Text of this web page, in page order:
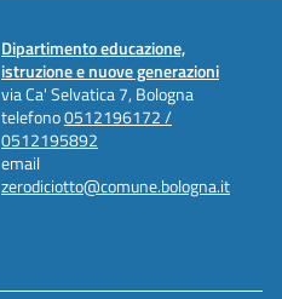
Dipartimento educazione,
istruzione e nuove generazioni
via Ca' Selvatica 7, Bologna
telefono0512196172 /
0512195892
email
zerodiciotto@comune.bologna.it